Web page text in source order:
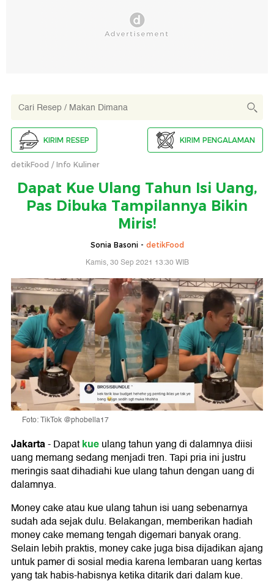
KIRIM RESEP KIRIM PENGALAMAN
detikFood Info Kuliner
Dapat Kue Ulang Tahun Isi Uang,
Pas Dibuka Tampilannya Bikin
Miris!
Sonia Basoni - detikFood
Kamis, 30 Sep 2021 13:30 WIB
Foto: TikTok @phobella17
Jakarta-Dapatkueulang tahun yang di dalamnya diisi
uang memang sedang menjadi tren. Tapi pria ini justru
meringis saat dihadiahi kue ulang tahun dengan uang di
dalamnya.
Money cake atau kue ulang tahun isi uang sebenarnya
sudah ada sejak dulu. Belakangan, memberikan hadiah
money cake memang tengah digemari banyak orang.
Selain lebih praktis, money cake juga bisa dijadikan ajang
untuk pamer di sosial media karena lembaran uang kertas
yang tak habis-habisnya ketika ditarik dari dalam kue.